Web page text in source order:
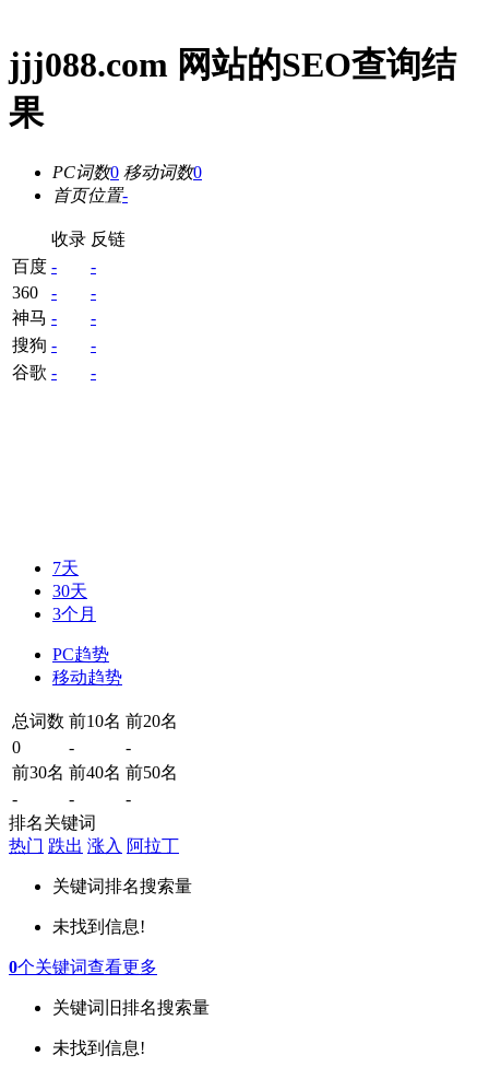
jjj088.com 网站的SEO查询结
果
PC词数0 移动词数0
首页位置-
收录 反链
百度 -
-
360
-
-
神马 -
-
搜狗 -
-
谷歌 - -
7天
30天
3个月
PC趋势
移动趋势
总词数 前10名 前20名
0
-
-
前30名 前40名 前50名
-
-
-
排名关键词
热门 跌出 涨入 阿拉丁
关键词排名搜索量
未找到信息!
0个关键词查看更多
关键词 旧排名搜索量
未找到信息!